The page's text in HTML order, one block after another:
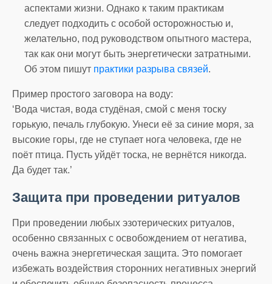
аспектами жизни. Однако к таким практикам
следует подходить с особой осторожностью и,
желательно, под руководством опытного мастера,
так как они могут быть энергетически затратными.
Об этом пишут практики разрыва связей.
Пример простого заговора на воду:
‘Вода чистая, вода студёная, смой с меня тоску
горькую, печаль глубокую. Унеси её за синие моря, за
высокие горы, где не ступает нога человека, где не
поёт птица. Пусть уйдёт тоска, не вернётся никогда.
Да будет так.’
Защита при проведении ритуалов
При проведении любых эзотерических ритуалов,
особенно связанных с освобождением от негатива,
очень важна энергетическая защита. Это помогает
избежать воздействия сторонних негативных энергий